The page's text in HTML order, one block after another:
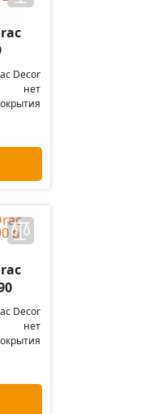
Decor
нет
Decor
нет